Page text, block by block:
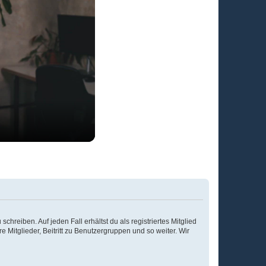
Auf jeden Fall erhältst du als registriertes Mitglied
Mitglieder, Beitritt zu Benutzergruppen und so weiter. Wir